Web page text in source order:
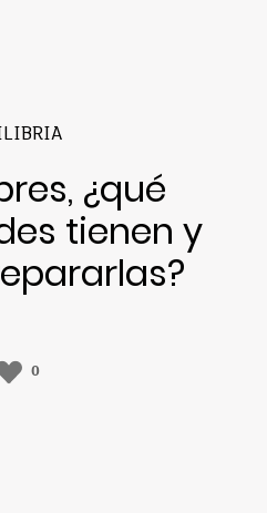
¿qué
tienen y
0